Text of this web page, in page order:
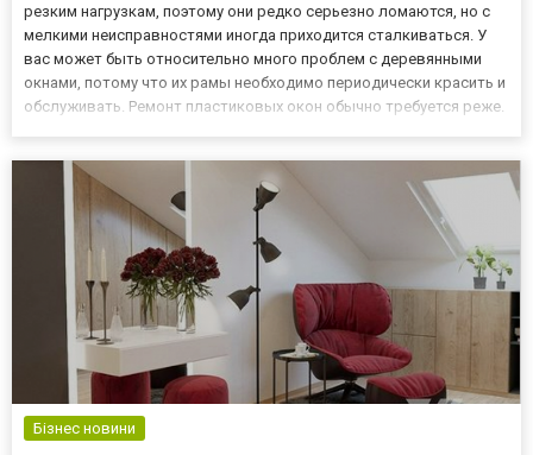
резким нагрузкам, поэтому они редко серьезно ломаются, но с
мелкими неисправностями иногда приходится сталкиваться. У
вас может быть относительно много проблем с деревянными
окнами, потому что их рамы необходимо периодически красить и
обслуживать. Ремонт пластиковых окон обычно требуется реже.
Бізнес новини